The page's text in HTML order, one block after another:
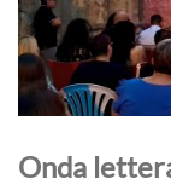
Onda